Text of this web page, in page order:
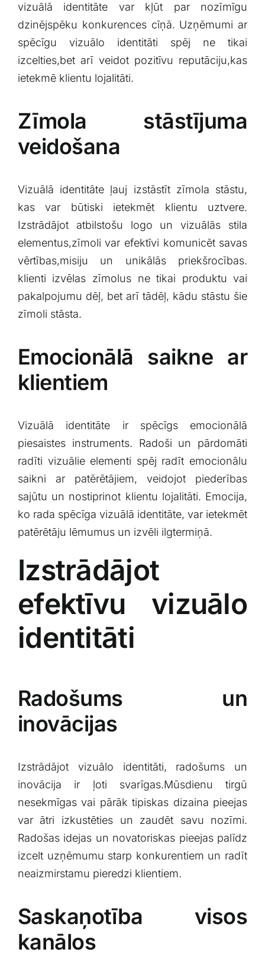
vizuālā identitāte‌ var⁢ kļūt par ‌nozīmīgu
dzinējspēku konkurences cīņā. Uzņēmumi ar⁢
spēcīgu vizuālo⁣ identitāti spēj ne tikai
izcelties,bet ​arī veidot pozitīvu reputāciju,kas
⁢ietekmē klientu lojalitāti.
Zīmola ​stāstījuma
veidošana
Vizuālā identitāte ļauj izstāstīt zīmola stāstu,
kas var būtiski ietekmēt⁤ klientu uztvere.
Izstrādājot ⁤atbilstošu logo un vizuālās ⁢stila
elementus,zīmoli‌ var efektīvi komunicēt savas
⁢vērtības,misiju un unikālās ‌priekšrocības.
⁢klienti izvēlas zīmolus ne tikai produktu vai
pakalpojumu dēļ, bet arī tādēļ, kādu stāstu šie
‍zīmoli stāsta.
Emocionālā saikne ar‍
klientiem
Vizuālā identitāte ir spēcīgs emocionālā
⁢piesaistes instruments. Radoši un‌ pārdomāti
radīti vizuālie elementi‍ spēj ‌radīt emocionālu
saikni ar​ patērētājiem, veidojot piederības
sajūtu⁢ un ⁤nostiprinot klientu⁣ lojalitāti. ⁣Emocija,
ko rada spēcīga⁢ vizuālā ‍identitāte, var ietekmēt
​patērētāju lēmumus un izvēli ‌ilgtermiņā.
Izstrādājot⁣
efektīvu vizuālo
identitāti
Radošums un
inovācijas
Izstrādājot vizuālo identitāti, radošums un
inovācija ​ir ļoti svarīgas.Mūsdienu tirgū
nesekmīgas vai pārāk tipiskas ⁢dizaina pieejas
var ātri izkustēties un zaudēt savu nozīmi.
Radošas‌ idejas un novatoriskas pieejas palīdz
izcelt uzņēmumu starp konkurentiem un radīt​
neaizmirstamu⁢ pieredzi‍ klientiem.
Saskaņotība ‍visos
kanālos